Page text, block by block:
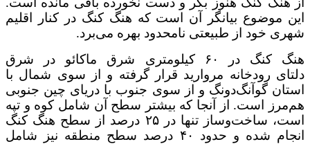
این موضوع بیانگر آن است که هنگ کنگ در کنار اقلیم
شهری خود از طبیعتی نامحدود بهره می‌برد.
هنگ کنگ در ۶۰ کیلومتری شرق ماکائو در شرق
دلتای رودخانه مروارید قرار گرفته و از سوی شمال با
استان گوآنگ‌دونگ و از سوی جنوب با دریای چین جنوبی
هم‌مرز است. از آنجا که بیشتر سطح آن شامل کوه و تپه
است، ساخت‌وساز تنها در ۲۵ درصد از سطح هنگ کنگ
انجام شده و حدود ۴۰ درصد سطح منطقه نیز شامل